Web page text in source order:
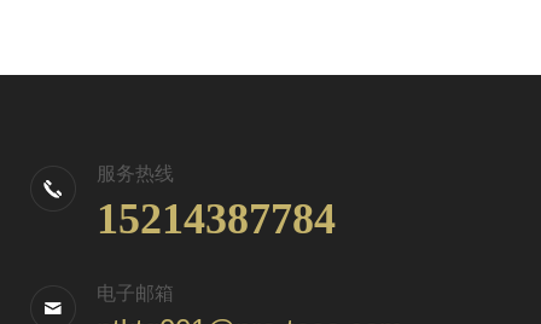
服务热线
15214387784
电子邮箱